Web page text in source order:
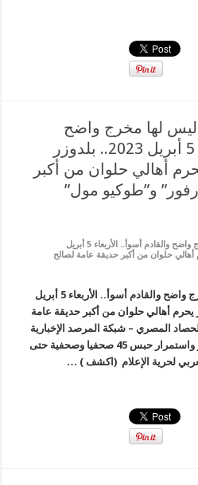
لها مخرج واضح
والقادم أسوأ.. الأربعاء 5 أبريل 2023.. بلدوزر
أهالي حلوان من أكبر
و”طوكيو مول”
على أزمة الديون في مصر ليس لها مخرج واضح والقادم أسوأ.. الأربعاء 5 أبريل
أهالي حلوان من أكبر حديقة عامة لصالح
أزمة الديون في مصر ليس لها مخرج واضح والقادم أسوأ.. الأربعاء 5 أبريل
يحرم أهالي حلوان من أكبر حديقة عامة
المصري – شبكة المرصد الإخبارية
* 23 انتهاكا لحرية الإعلام في مصر واستمرار حبس 45 صحفيا وصحفية حتى